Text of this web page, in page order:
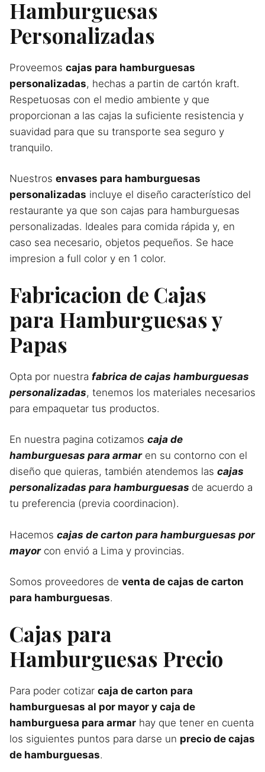
Hamburguesas
Personalizadas
Proveemos cajas para hamburguesas
personalizadas, hechas a partin de cartón kraft.
Respetuosas con el medio ambiente y que
proporcionan a las cajas la suficiente resistencia y
suavidad para que su transporte sea seguro y
tranquilo.
Nuestros envases para hamburguesas
personalizadas incluye el diseño característico del
restaurante ya que son cajas para hamburguesas
personalizadas. Ideales para comida rápida y, en
caso sea necesario, objetos pequeños. Se hace
impresion a full color y en 1 color.
Fabricacion de Cajas
para Hamburguesas y
Papas
Opta por nuestra fabrica de cajas hamburguesas
personalizadas, tenemos los materiales necesarios
para empaquetar tus productos.
En nuestra pagina cotizamos caja de
hamburguesas para armaren su contorno con el
diseño que quieras, también atendemos las cajas
personalizadas para hamburguesas de acuerdo a
tu preferencia (previa coordinacion).
Hacemos cajas de carton para hamburguesas por
mayorcon envió a Lima y provincias.
Somos proveedores de venta de cajas de carton
para hamburguesas.
Cajas para
Hamburguesas Precio
Para poder cotizar caja de carton para
hamburguesas al por mayor y caja de
hamburguesa para armar hay que tener en cuenta
los siguientes puntos para darse un precio de cajas
de hamburguesas.